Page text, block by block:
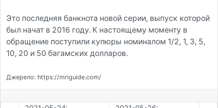
Это последняя банкнота новой серии, выпуск которой
был начат в 2016 году. К настоящему моменту в
обращение поступили купюры номиналом 1/2, 1, 3, 5,
10, 20 и 50 багамских долларов.
Джерело: https://mriguide.com/